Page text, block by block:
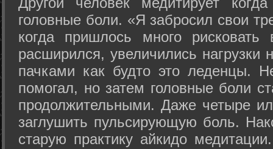
головные боли. «Я забросил свои
когда пришлось много
расширился, увеличились нагрузки
пачками как будто это леденцы.
помогал, но затем головные боли
продолжительными. Даже четыре
заглушить пульсирующую боль.
старую практику айкидо